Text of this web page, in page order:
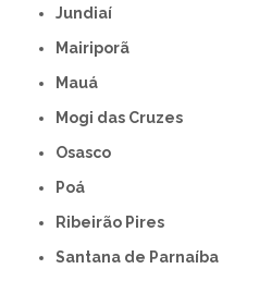
Jundiaí
Mairiporã
Mauá
Mogi das Cruzes
Osasco
Poá
Ribeirão Pires
Santana de Parnaíba